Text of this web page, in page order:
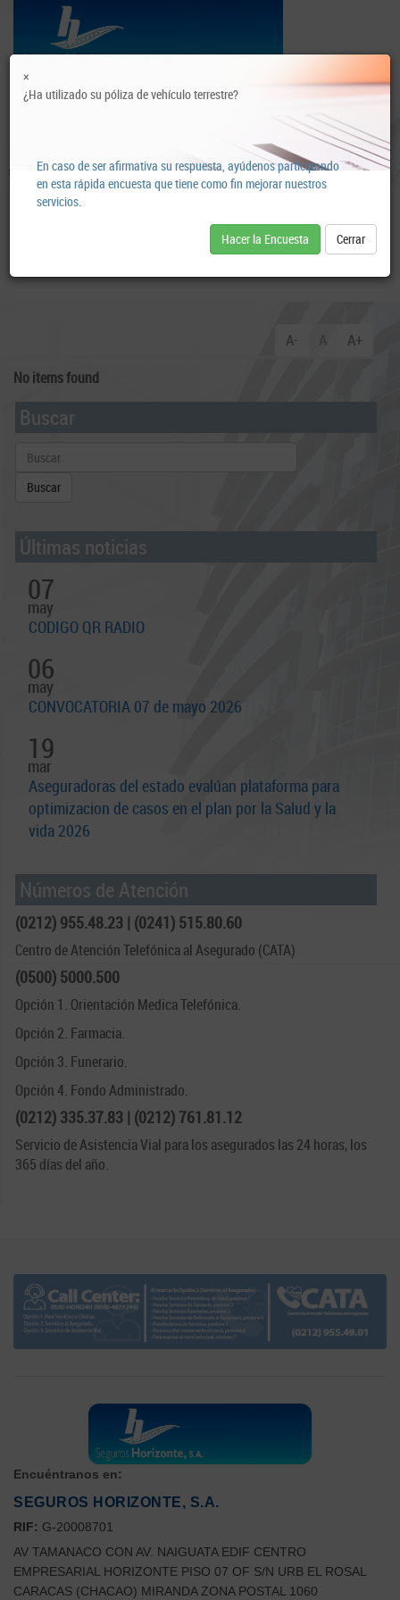
g
g
n
i
n
Vehículos
Pólizas para su Auto
A- A+
×
¿Ha utilizado su póliza de vehículo terrestre?
En caso de ser afirmativa su respuesta, ayúdenos participando
en esta rápida encuesta que tiene como fin mejorar nuestros
servicios.
Hacer la Encuesta Cerrar
No items found
Buscar
Últimas noticias
07
may
CODIGO QR RADIO
06
may
CONVOCATORIA 07 de mayo 2026
19
mar
Aseguradoras del estado evalúan plataforma para
optimizacion de casos en el plan por la Salud y la
vida 2026
Números de Atención
(0212) 955.48.23 | (0241) 515.80.60
Centro de Atención Telefónica al Asegurado (CATA)
(0500) 5000.500
Opción 1. Orientación Medica Telefónica.
Opción 2. Farmacia.
Opción 3. Funerario.
Opción 4. Fondo Administrado.
(0212) 335.37.83 | (0212) 761.81.12
Servicio de Asistencia Vial para los asegurados las 24 horas, los
365 días del año.
Encuéntranos en:
SEGUROS HORIZONTE, S.A.
RIF: G-20008701
AV TAMANACO CON AV. NAIGUATA EDIF CENTRO
EMPRESARIAL HORIZONTE PISO 07 OF S/N URB EL ROSAL
CARACAS (CHACAO) MIRANDA ZONA POSTAL 1060